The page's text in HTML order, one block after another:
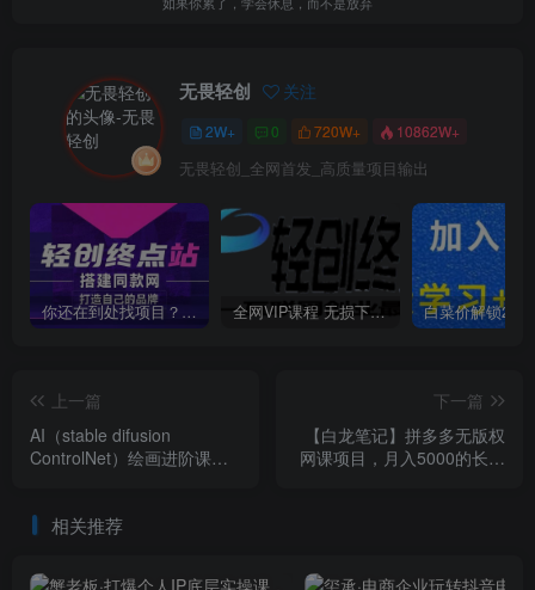
无畏轻创 关注
2W+ 0 720W+ 10862W+
无畏轻创_全网首发_高质量项目输出
你还在到处找项目？还在当韭菜？我靠卖项目一个月收入5万+，曾经我也是个失败者。 全网VIP课程 无损下载~
上一篇
AI（stable difusion
ControlNet）绘画进阶课
下一篇
【白龙笔记】拼多多无版权
网课项目，月入5000的长期
相关推荐